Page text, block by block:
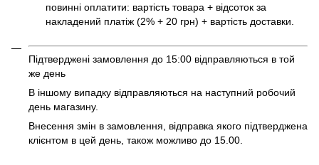
повинні оплатити: вартість товара + відсоток за
накладений платіж (2% + 20 грн) + вартість доставки.
Підтверджені замовлення до 15:00 відправляються в той
же день
В іншому випадку відправляються на наступний робочий
день магазину.
Внесення змін в замовлення, відправка якого підтверджена
клієнтом в цей день, також можливо до 15.00.